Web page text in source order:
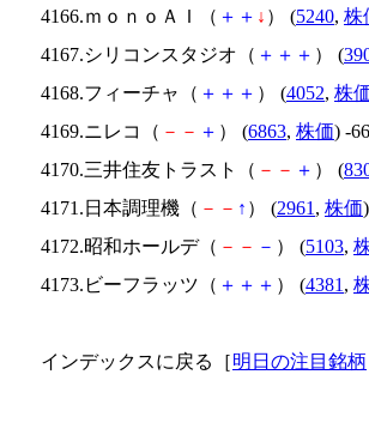
4166.ｍｏｎｏＡＩ（ ＋ ＋ ↓ ） (5240, 株
4167.シリコンスタジオ（ ＋ ＋ ＋ ） (
4168.フィーチャ（ ＋ ＋ ＋ ） (4052, 株
4169.ニレコ（ － － ＋ ） (6863, 株価) -
4170.三井住友トラスト（ － － ＋ ） (
4171.日本調理機（ － － ↑ ） (2961 , 株価
4172.昭和ホールデ（ － － － ） (5103,
4173.ビーフラッツ（ ＋ ＋ ＋ ） (4381 ,
インデックスに戻る［明日の注目銘柄